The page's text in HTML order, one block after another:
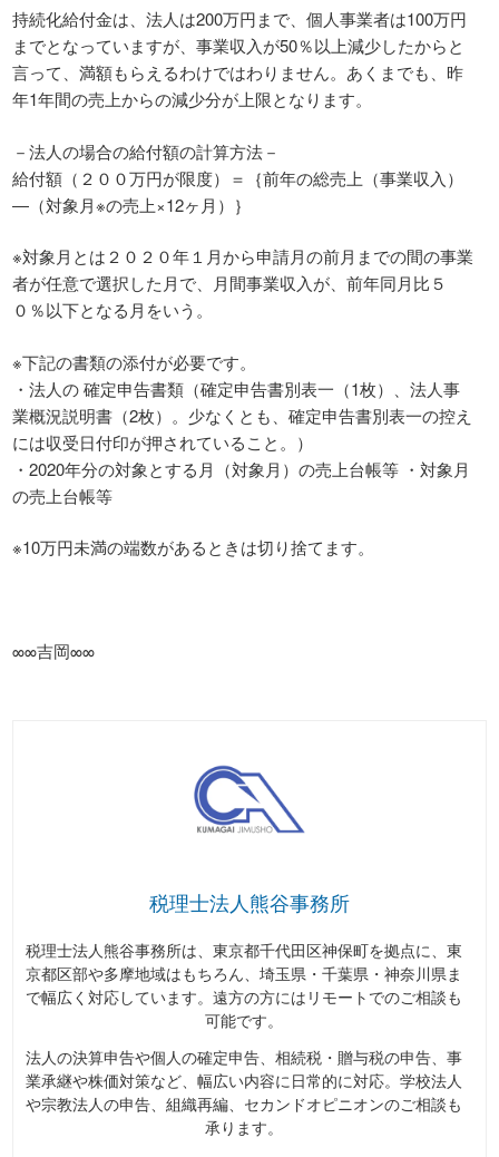
持続化給付金は、法人は200万円まで、個人事業者は100万円
までとなっていますが、事業収入が50％以上減少したからと
言って、満額もらえるわけではわりません。あくまでも、昨
年1年間の売上からの減少分が上限となります。
－法人の場合の給付額の計算方法－
給付額（２００万円が限度）＝｛前年の総売上（事業収入）
―（対象月※の売上×12ヶ月）｝
※対象月とは２０２０年１月から申請月の前月までの間の事業
者が任意で選択した月で、月間事業収入が、前年同月比５
０％以下となる月をいう。
※下記の書類の添付が必要です。
・法人の 確定申告書類（確定申告書別表一（1枚）、法人事
業概況説明書（2枚）。少なくとも、確定申告書別表一の控え
には収受日付印が押されていること。）
・2020年分の対象とする月（対象月）の売上台帳等 ・対象月
の売上台帳等
※10万円未満の端数があるときは切り捨てます。
∞∞吉岡∞∞
税理士法人熊谷事務所
税理士法人熊谷事務所は、東京都千代田区神保町を拠点に、東
京都区部や多摩地域はもちろん、埼玉県・千葉県・神奈川県ま
で幅広く対応しています。遠方の方にはリモートでのご相談も
可能です。
法人の決算申告や個人の確定申告、相続税・贈与税の申告、事
業承継や株価対策など、幅広い内容に日常的に対応。学校法人
や宗教法人の申告、組織再編、セカンドオピニオンのご相談も
承ります。